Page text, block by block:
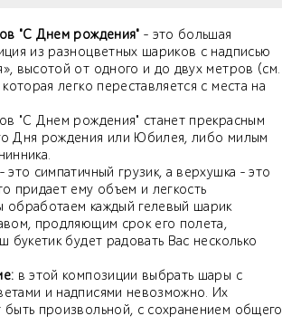
"С Днем рождения" - это большая
из разноцветных шариков с надписью
высотой от одного и до двух метров (см.
легко переставляется с места на
"С Днем рождения" станет прекрасным
Дня рождения или Юбилея, либо милым
это симпатичный грузик, а верхушка - это
придает ему объем и легкость
каждый гелевый шарик
продляющим срок его полета,
букетик будет радовать Вас несколько
в этой композиции выбрать шары с
и надписями невозможно. Их
быть произвольной, с сохранением общего